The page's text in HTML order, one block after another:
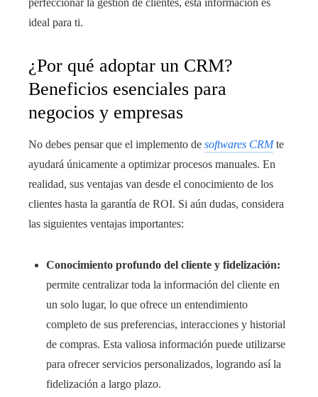
perfeccionar la gestión de clientes, esta información es
ideal para ti.
¿Por qué adoptar un CRM?
Beneficios esenciales para
negocios y empresas
No debes pensar que el implemento de softwares CRMte
ayudará únicamente a optimizar procesos manuales. En
realidad, sus ventajas van desde el conocimiento de los
clientes hasta la garantía de ROI. Si aún dudas, considera
las siguientes ventajas importantes:
Conocimiento profundo del cliente y fidelización:
permite centralizar toda la información del cliente en
un solo lugar, lo que ofrece un entendimiento
completo de sus preferencias, interacciones y historial
de compras. Esta valiosa información puede utilizarse
para ofrecer servicios personalizados, logrando así la
fidelización a largo plazo.